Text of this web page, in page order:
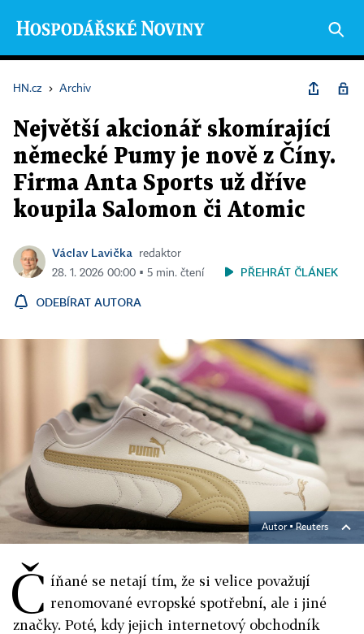
HN.cz › Archiv
Největší akcionář skomírající
německé Pumy je nově z Číny.
Firma Anta Sports už dříve
koupila Salomon či Atomic
Václav Lavička
redaktor
28. 1. 2026 00:00 ▪ 5 min. čtení
PŘEHRÁT ČLÁNEK
ODEBÍRAT AUTORA
Autor ▪Reuters
Č íňané se netají tím, že si velice považují
renomované evropské spotřební, ale i jiné
značky. Poté, kdy jejich internetový obchodník